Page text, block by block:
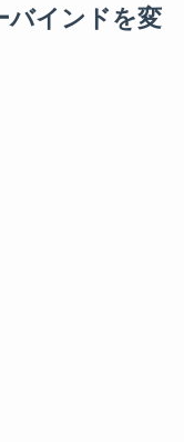
バインドを変